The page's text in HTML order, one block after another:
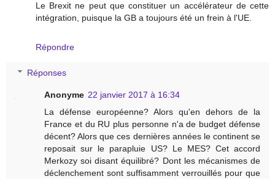
Le Brexit ne peut que constituer un accélérateur de cette
intégration, puisque la GB a toujours été un frein à l'UE.
Répondre
Réponses
Anonyme 22 janvier 2017 à 16:34
La défense européenne? Alors qu'en dehors de la
France et du RU plus personne n'a de budget défense
décent? Alors que ces dernières années le continent se
reposait sur le parapluie US? Le MES? Cet accord
Merkozy soi disant équilibré? Dont les mécanismes de
déclenchement sont suffisamment verrouillés pour que